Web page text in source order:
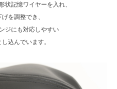
状記憶ワイヤーを入れ、
を調整でき、
ジにも対応しやすい
込んでいます。